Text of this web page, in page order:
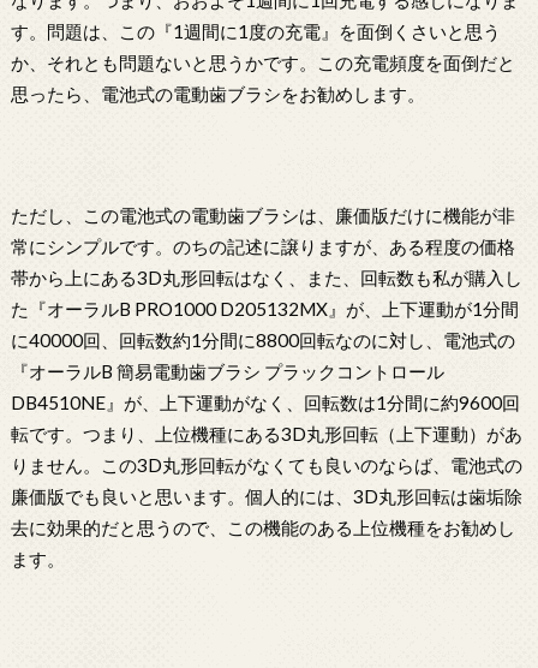
す。問題は、この『1週間に1度の充電』を面倒くさいと思う
か、それとも問題ないと思うかです。この充電頻度を面倒だと
思ったら、電池式の電動歯ブラシをお勧めします。
ただし、この電池式の電動歯ブラシは、廉価版だけに機能が非
常にシンプルです。のちの記述に譲りますが、ある程度の価格
帯から上にある3D丸形回転はなく、また、回転数も私が購入し
た『オーラルB PRO1000 D205132MX』が、上下運動が1分間
に40000回、回転数約1分間に8800回転なのに対し、電池式の
『オーラルB 簡易電動歯ブラシ プラックコントロール
DB4510NE』が、上下運動がなく、回転数は1分間に約9600回
転です。つまり、上位機種にある3D丸形回転（上下運動）があ
りません。この3D丸形回転がなくても良いのならば、電池式の
廉価版でも良いと思います。個人的には、3D丸形回転は歯垢除
去に効果的だと思うので、この機能のある上位機種をお勧めし
ます。